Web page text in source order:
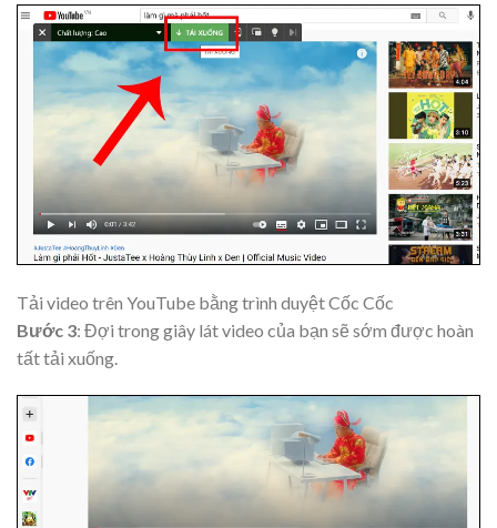
Tải video trên YouTube bằng trình duyệt Cốc Cốc
Bước 3: Đợi trong giây lát video của bạn sẽ sớm được hoàn
tất tải xuống.